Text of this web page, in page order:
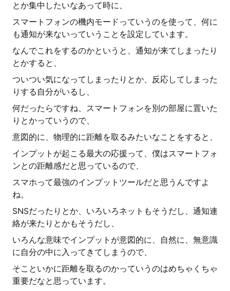
とか集中したいなあって時に、
スマートフォンの機内モードっていうのを使って、何に
も通知が来ないっていうことを設定しています。
なんでこれをするのかというと、通知が来てしまったり
とかすると、
ついつい気になってしまったりとか、反応してしまった
りする自分がいるし、
何だったらですね、スマートフォンを別の部屋に置いた
りとかっていうので、
意図的に、物理的に距離を取るみたいなことをすると、
インプットが起こる最大の応援って、僕はスマートフォ
ンとの距離感だと思っているので、
スマホって最強のインプットツールだと思うんですよ
ね。
SNSだったりとか、いろいろネットもそうだし、通知連
絡が来たりとかもそうだし、
いろんな意味でインプットが意図的に、自然に、無意識
に自分の中に入ってきてしまうので、
そこといかに距離を取るのかっていうのはめちゃくちゃ
重要だなと思っています。